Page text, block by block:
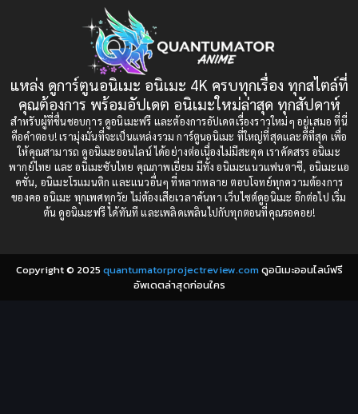
Bondage (ทาส)(1)
(1)
Censored (เซ็นเซอร์)(19)
Comedy (ตลก)(235)
Comedy (ตลก)(85)
Comic Book การ์ตูน(1)
Coming-of-Age ก้าวผ่านวัย(6)
1997
1993
1991
1989
1988
1987
1985
1984
1983
1982
1981
1980
1979
แหล่ง ดูการ์ตูนอนิเมะ อนิเมะ 4K ครบทุกเรื่อง ทุกสไตล์ที่
คุณต้องการ พร้อมอัปเดต อนิเมะใหม่ล่าสุด ทุกสัปดาห์
สำหรับผู้ที่ชื่นชอบการ ดูอนิเมะฟรี และต้องการอัปเดตเรื่องราวใหม่ๆ อยู่เสมอ ที่นี่
คือคำตอบ! เรามุ่งมั่นที่จะเป็นแหล่งรวม การ์ตูนอนิเมะ ที่ใหญ่ที่สุดและดีที่สุด เพื่อ
ให้คุณสามารถ ดูอนิเมะออนไลน์ ได้อย่างต่อเนื่องไม่มีสะดุด เราคัดสรร อนิเมะ
พากย์ไทย และ อนิเมะซับไทย คุณภาพเยี่ยม มีทั้ง อนิเมะแนวแฟนตาซี, อนิเมะแอ
คชั่น, อนิเมะโรแมนติก และแนวอื่นๆ ที่หลากหลาย ตอบโจทย์ทุกความต้องการ
ของคอ อนิเมะ ทุกเพศทุกวัย ไม่ต้องเสียเวลาค้นหา เว็บไซต์ดูอนิเมะ อีกต่อไป เริ่ม
ต้น ดูอนิเมะฟรี ได้ทันที และเพลิดเพลินไปกับทุกตอนที่คุณรอคอย!
Copyright © 2025 quantumatorprojectreview.comดูอนิเมะออนไลน์ฟรี
อัพเดตล่าสุดก่อนใคร